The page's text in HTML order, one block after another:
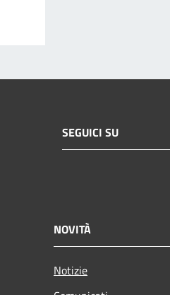
SEGUICI SU
NOVITÀ
Notizie